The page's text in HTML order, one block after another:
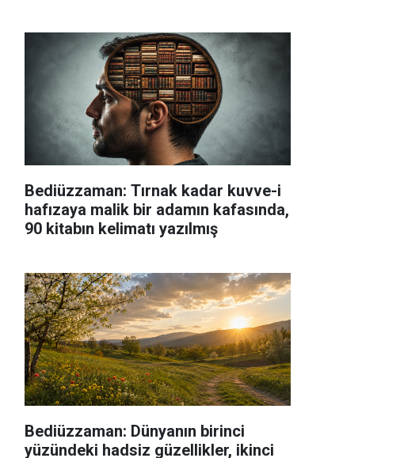
Bediüzzaman: Tırnak kadar kuvve-i
hafızaya malik bir adamın kafasında,
90 kitabın kelimatı yazılmış
Bediüzzaman: Dünyanın birinci
yüzündeki hadsiz güzellikler, ikinci